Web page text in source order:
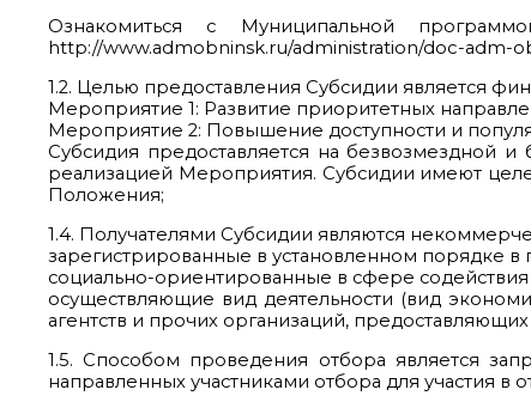
Ознакомиться с Муниципальной
http://www.admobninsk.ru/administration/doc-adm-
1.2. Целью предоставления Субсидии является
Мероприятие 1: Развитие приоритетных
Мероприятие 2: Повышение доступности и
Субсидия предоставляется на безвозмездной
реализацией Мероприятия. Субсидии имеют
Положения;
1.4. Получателями Субсидии являются
зарегистрированные в установленном порядке
социально-ориентированные в сфере
осуществляющие вид деятельности (вид
агентств и прочих организаций,
1.5. Способом проведения отбора является
направленных участниками отбора для участия в